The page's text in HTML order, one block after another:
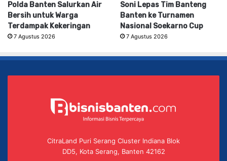
Polda Banten Salurkan Air
Bersih untuk Warga
Terdampak Kekeringan
7 Agustus 2026
Soni Lepas Tim Banteng
Banten ke Turnamen
Nasional Soekarno Cup
7 Agustus 2026
CitraLand Puri Serang Cluster Indiana Blok
DD5, Kota Serang, Banten 42162